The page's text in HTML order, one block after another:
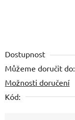
Dostupnost
Můžeme doručit do:
Možnosti doručení
Kód: